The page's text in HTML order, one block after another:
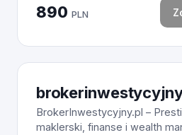
890 PLN
BrokerInwestycyjny.pl –
maklerski, finanse i wealth